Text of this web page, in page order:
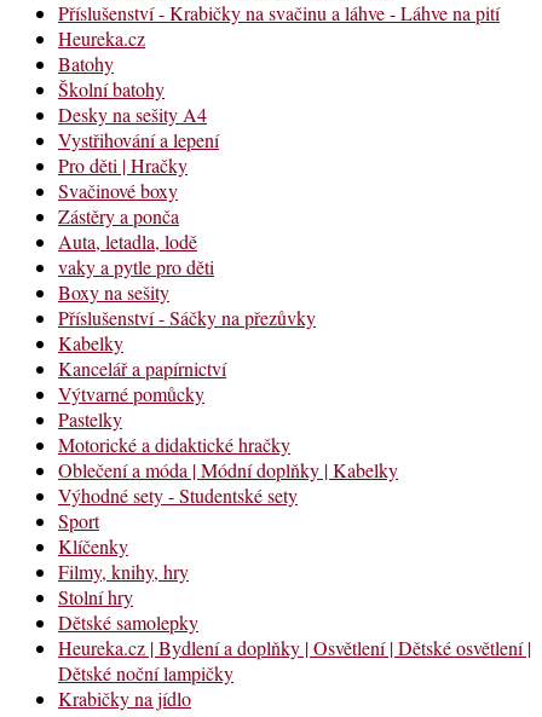
Příslušenství - Krabičky na svačinu a láhve - Láhve na pití
Heureka.cz
Batohy
Školní batohy
Desky na sešity A4
Vystřihování a lepení
Pro děti | Hračky
Svačinové boxy
Zástěry a ponča
Auta, letadla, lodě
vaky a pytle pro děti
Boxy na sešity
Příslušenství - Sáčky na přezůvky
Kabelky
Kancelář a papírnictví
Výtvarné pomůcky
Pastelky
Motorické a didaktické hračky
Oblečení a móda | Módní doplňky | Kabelky
Výhodné sety - Studentské sety
Sport
Klíčenky
Filmy, knihy, hry
Stolní hry
Dětské samolepky
Heureka.cz | Bydlení a doplňky | Osvětlení | Dětské osvětlení |
Dětské noční lampičky
Krabičky na jídlo